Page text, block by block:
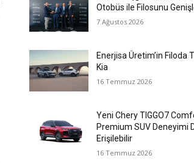
Otobüs ile Filosunu
7 Ağustos 2026
Enerjisa Üretim’in Filoda
Kia
16 Temmuz 2026
Yeni Chery TIGGO7
Premium SUV Deneyimi
Erişilebilir
16 Temmuz 2026